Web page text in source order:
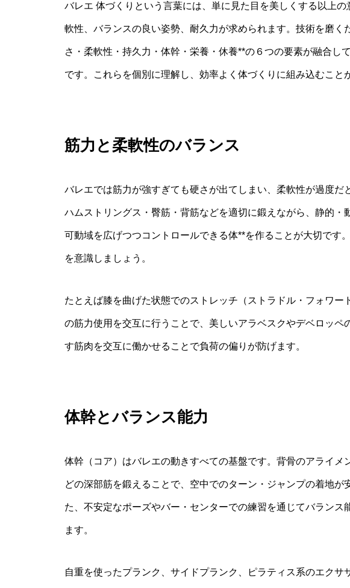
バレエ 体づくりという言葉には、単に見た目を美しくする以上
軟性、バランスの良い姿勢、耐久力が求められます。技術を磨く
さ・柔軟性・持久力・体幹・栄養・休養**の６つの要素が融合し
です。これらを個別に理解し、効率よく体づくりに組み込むこと
筋力と柔軟性のバランス
バレエでは筋力が強すぎても硬さが出てしまい、柔軟性が過度だ
ハムストリングス・臀筋・背筋などを適切に鍛えながら、静的・
可動域を広げつつコントロールできる体**を作ることが大切です
を意識しましょう。
たとえば膝を曲げた状態でのストレッチ（ストラドル・フォワー
の筋力使用を交互に行うことで、美しいアラベスクやデベロッペ
す筋肉を交互に働かせることで負荷の偏りが防げます。
体幹とバランス能力
体幹（コア）はバレエの動きすべての基盤です。背骨のアライメ
どの深部筋を鍛えることで、空中でのターン・ジャンプの着地が
た、不安定なポーズやバー・センターでの練習を通じてバランス
ます。
自重を使ったプランク、サイドプランク、ピラティス系のエクサ